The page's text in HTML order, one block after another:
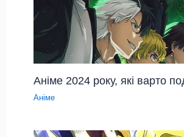
Аніме 2024 року, які варто
Аніме